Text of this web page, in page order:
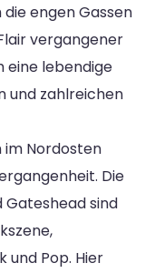
engen Gassen
vergangener
eine lebendige
und zahlreichen
im Nordosten
Die
Gateshead sind
und Pop. Hier